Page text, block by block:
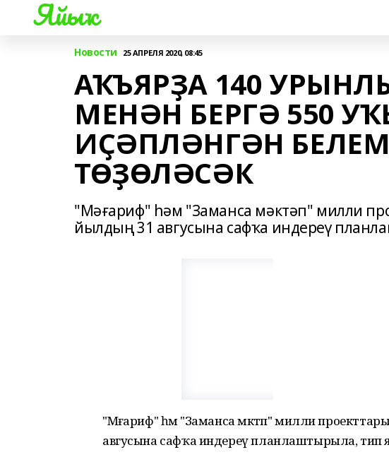
Яйыҡ
Новости 25 АПРЕЛЯ 2020, 08:45
АҠЪЯРҘА 140
МЕНӘН БЕРГӘ 550
ИҪӘПЛӘНГӘН
ТӨҘӨЛӘСӘК
"Мәғариф" һәм "Заманса мәктәп" милли
йылдың 31 авгусына сафҡа индереү
"Мәғариф" һәм "Заманса мәктәп" милли
авгусына сафҡа индереү планлаштырыла,